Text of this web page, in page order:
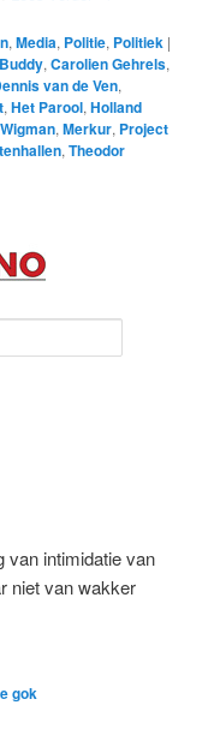
,Media, Politie, Politiek |
,Carolien Gehrels,
van de Ven,
,Het Parool,Holland
,Merkur, Project
,Theodor
van intimidatie van
niet van wakker
gok